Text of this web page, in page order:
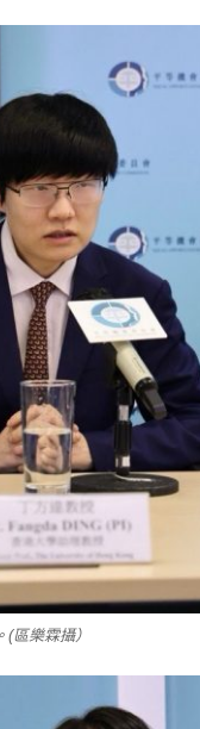
區樂霖攝）